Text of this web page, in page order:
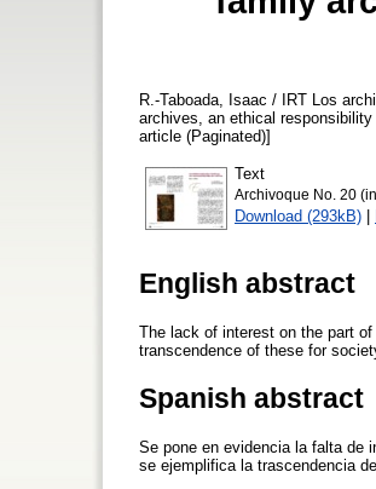
R.-Taboada, Isaac / IRT Los
archives, an ethical responsibility
article (Paginated)]
Text
Archivoque No. 20
Download (293kB) |
English abstract
The lack of interest on the part
transcendence of these for
Spanish abstract
Se pone en evidencia la falta de
se ejemplifica la trascendencia